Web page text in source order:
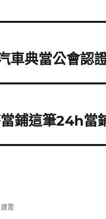
車典當公會認
鋪這筆24h當
置